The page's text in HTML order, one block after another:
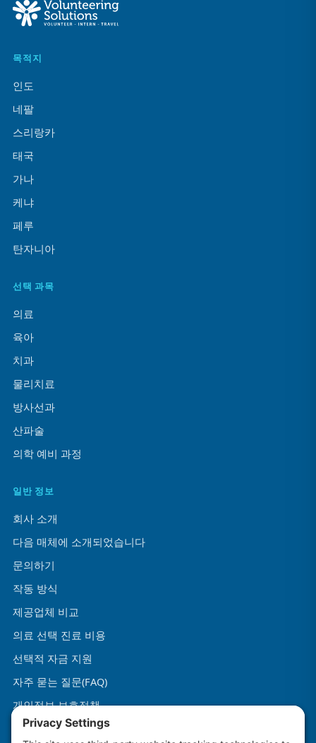
목적지
인도
네팔
스리랑카
태국
가나
케냐
페루
탄자니아
선택 과목
의료
육아
치과
물리치료
방사선과
산파술
의학 예비 과정
일반 정보
회사 소개
다음 매체에 소개되었습니다
문의하기
작동 방식
제공업체 비교
의료 선택 진료 비용
선택적 자금 지원
자주 묻는 질문(FAQ)
개인정보 보호정책
이용약관